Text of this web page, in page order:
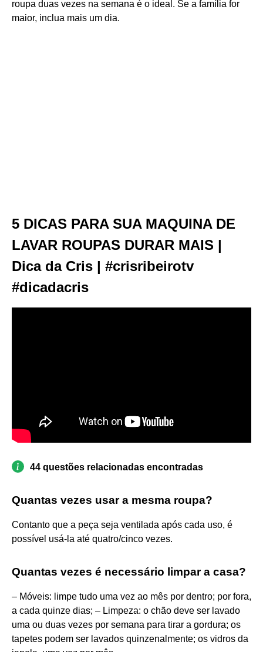
roupa duas vezes na semana é o ideal. Se a família for
maior, inclua mais um dia.
5 DICAS PARA SUA MAQUINA DE
LAVAR ROUPAS DURAR MAIS |
Dica da Cris | #crisribeirotv
#dicadacris
44 questões relacionadas encontradas
Quantas vezes usar a mesma roupa?
Contanto que a peça seja ventilada após cada uso, é
possível usá-la até quatro/cinco vezes.
Quantas vezes é necessário limpar a casa?
– Móveis: limpe tudo uma vez ao mês por dentro; por fora,
a cada quinze dias; – Limpeza: o chão deve ser lavado
uma ou duas vezes por semana para tirar a gordura; os
tapetes podem ser lavados quinzenalmente; os vidros da